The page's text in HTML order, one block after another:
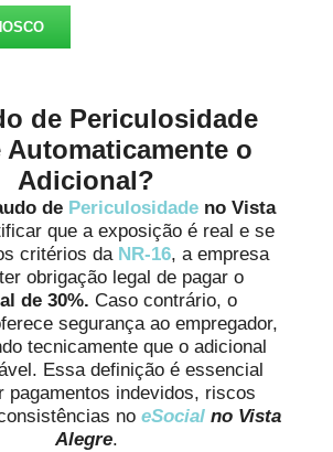
de Periculosidade
Automaticamente o
Adicional?
de Periculosidade no Vista
que a exposição é real e se
critérios da NR-16, a empresa
obrigação legal de pagar o
de 30%. Caso contrário, o
segurança ao empregador,
tecnicamente que o adicional
Essa definição é essencial
pagamentos indevidos, riscos
no eSocial no Vista
Alegre.